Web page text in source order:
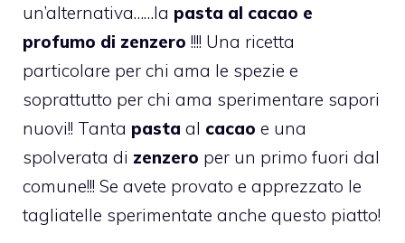
un’alternativa……la pasta al cacao e
profumo di zenzero !!!! Una ricetta
particolare per chi ama le spezie e
soprattutto per chi ama sperimentare sapori
nuovi!! Tanta pasta al cacao e una
spolverata di zenzero per un primo fuori dal
comune!!! Se avete provato e apprezzato le
tagliatelle sperimentate anche questo piatto!